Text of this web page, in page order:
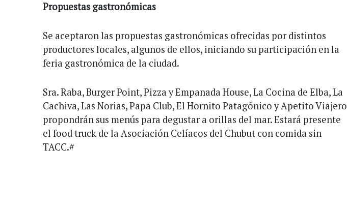
Propuestas gastronómicas
Se aceptaron las propuestas gastronómicas ofrecidas por distintos
productores locales, algunos de ellos, iniciando su participación en la
feria gastronómica de la ciudad.
Sra. Raba, Burger Point, Pizza y Empanada House, La Cocina de Elba, La
Cachiva, Las Norias, Papa Club, El Hornito Patagónico y Apetito Viajero
propondrán sus menús para degustar a orillas del mar. Estará presente
el food truck de la Asociación Celíacos del Chubut con comida sin
TACC.#